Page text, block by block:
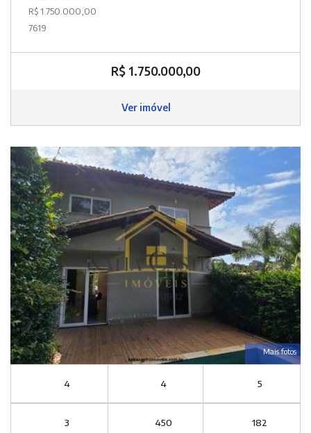
R$ 1.750.000,00
7619
R$ 1.750.000,00
Ver imóvel
Mais fotos
4 4 5
3 450 182